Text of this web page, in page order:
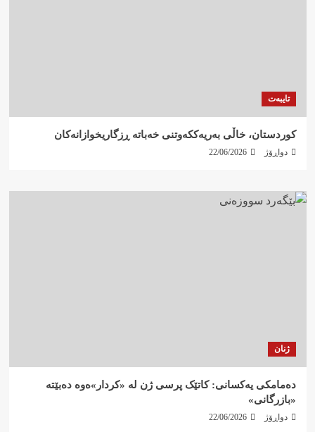
تایبەت
کوردستان، خاڵی بەریەککەوتنی خەباتە ڕزگاریخوازانەکان
دواڕۆژ 22/06/2026
ژنان
دەمامکی یەکسانی: کاتێک پرسی ژن لە «کردار»ەوە دەبێتە
«بازرگانی»
دواڕۆژ 22/06/2026